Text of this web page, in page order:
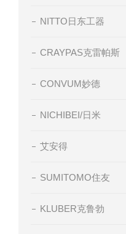
NITTO日东工器
CRAYPAS克雷帕斯
CONVUM妙德
NICHIBEI/日米
艾安得
SUMITOMO住友
KLUBER克鲁勃